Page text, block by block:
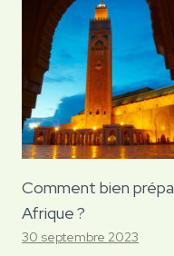
Comment bien
Afrique ?
30 septembre 2023